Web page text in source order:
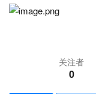
关注者
0